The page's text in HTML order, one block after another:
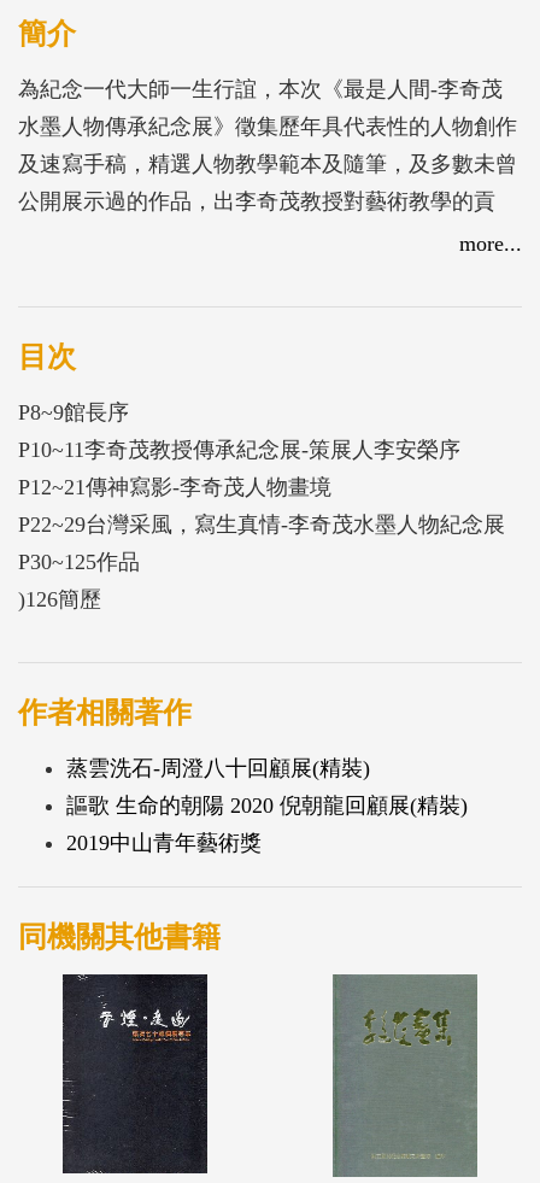
簡介
為紀念一代大師一生行誼，本次《最是人間-李奇茂
水墨人物傳承紀念展》徵集歷年具代表性的人物創作
及速寫手稿，精選人物教學範本及隨筆，及多數未曾
公開展示過的作品，出李奇茂教授對藝術教學的貢
獻，及分享他生命的成果，倘佯在藝術文化偉大的天
more...
目次
P8~9館長序
P10~11李奇茂教授傳承紀念展-策展人李安榮序
P12~21傳神寫影-李奇茂人物畫境
P22~29台灣采風，寫生真情-李奇茂水墨人物紀念展
P30~125作品
)126簡歷
作者相關著作
蒸雲洗石-周澄八十回顧展(精裝)
謳歌 生命的朝陽 2020 倪朝龍回顧展(精裝)
2019中山青年藝術獎
同機關其他書籍